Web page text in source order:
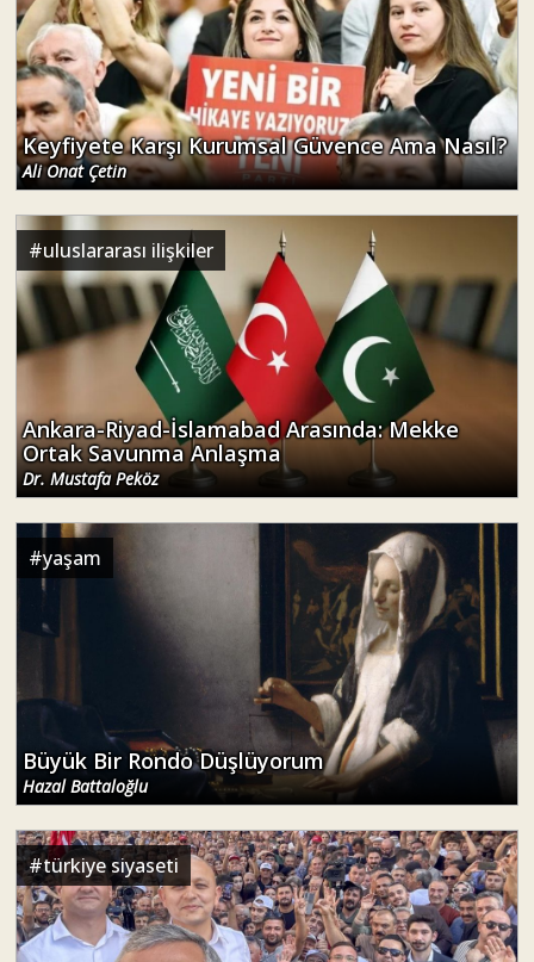
Keyfiyete Karşı Kurumsal Güvence Ama Nasıl?
Ali Onat Çetin
#uluslararası ilişkiler
Ankara-Riyad-İslamabad Arasında: Mekke
Ortak Savunma Anlaşma
Dr. Mustafa Peköz
#yaşam
Büyük Bir Rondo Düşlüyorum
Hazal Battaloğlu
#türkiye siyaseti